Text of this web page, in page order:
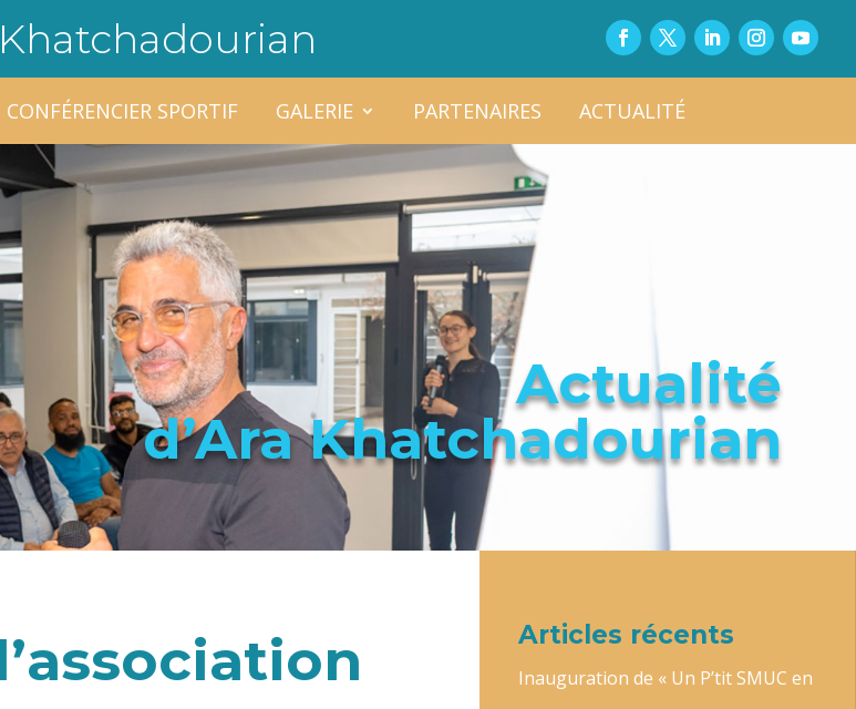
CONFÉRENCIER SPORTIF GALERIE PARTENAIRES ACTUALITÉ
Actualité
d’Ara Khatchadourian
Articles récents
Inauguration de « Un P’tit SMUC en